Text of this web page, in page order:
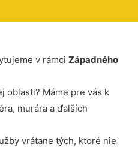
v rámci Západného
oblasti? Máme pre vás k
murára a ďalších
vrátane tých, ktoré nie